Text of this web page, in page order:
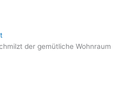
der gemütliche Wohnraum